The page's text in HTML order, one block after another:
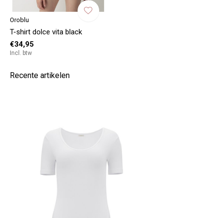
Oroblu
T-shirt dolce vita black
€34,95
Incl. btw
Recente artikelen